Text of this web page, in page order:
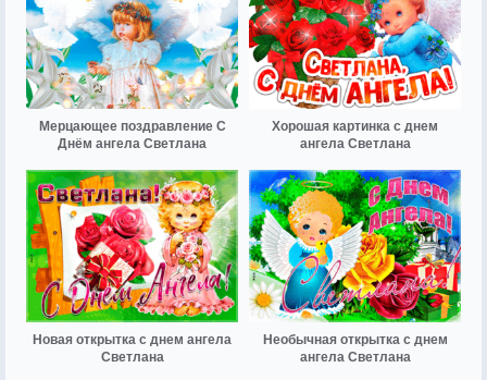
Мерцающее поздравление С
Днём ангела Светлана
Хорошая картинка с днем
ангела Светлана
Новая открытка с днем ангела
Светлана
Необычная открытка с днем
ангела Светлана